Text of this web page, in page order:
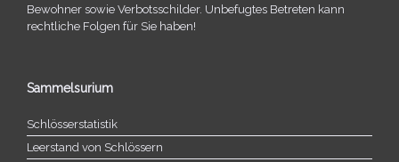
Bewohner sowie Verbotsschilder. Unbefugtes Betreten kann
recht­li­che Folgen für Sie haben!
Sammelsurium
Schlösserstatistik
Leerstand von Schlössern